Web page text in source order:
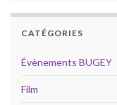
CATÉGORIES
Évènements BUGEY
Film